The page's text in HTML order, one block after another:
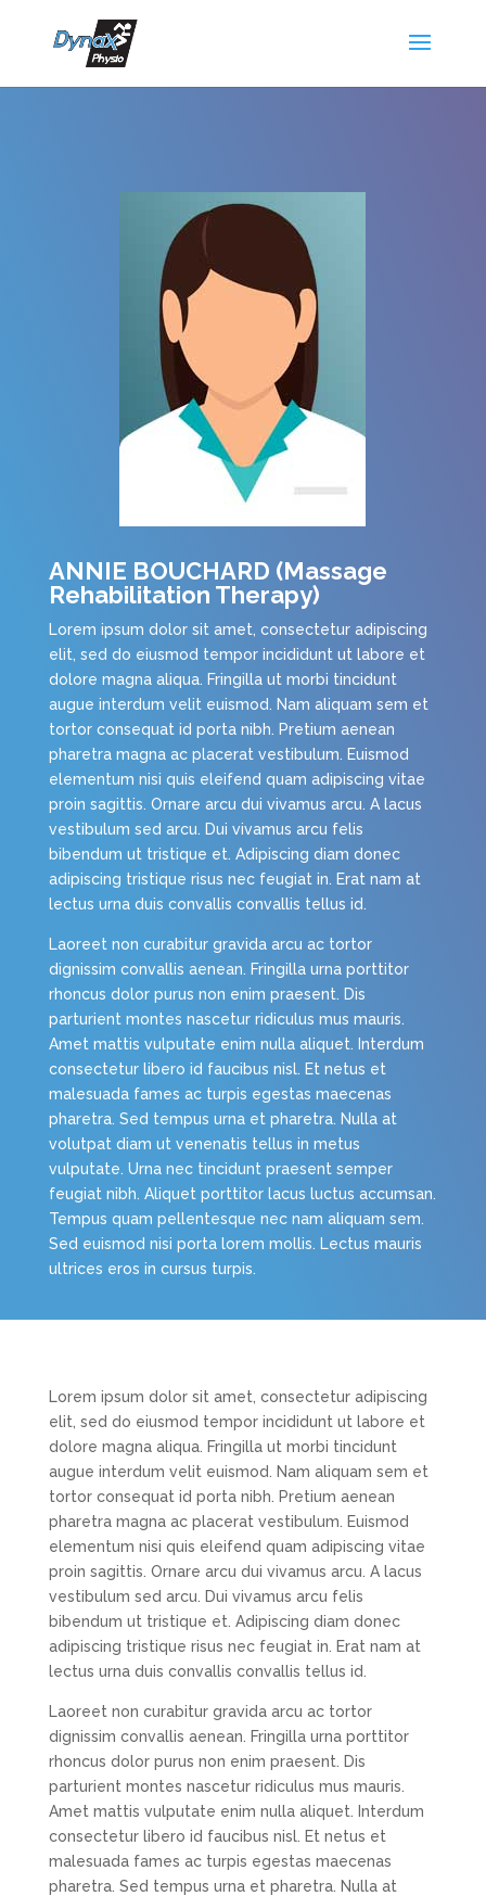
ANNIE BOUCHARD (Massage
Rehabilitation Therapy)
Lorem ipsum dolor sit amet, consectetur adipiscing
elit, sed do eiusmod tempor incididunt ut labore et
dolore magna aliqua. Fringilla ut morbi tincidunt
augue interdum velit euismod. Nam aliquam sem et
tortor consequat id porta nibh. Pretium aenean
pharetra magna ac placerat vestibulum. Euismod
elementum nisi quis eleifend quam adipiscing vitae
proin sagittis. Ornare arcu dui vivamus arcu. A lacus
vestibulum sed arcu. Dui vivamus arcu felis
bibendum ut tristique et. Adipiscing diam donec
adipiscing tristique risus nec feugiat in. Erat nam at
lectus urna duis convallis convallis tellus id.
Laoreet non curabitur gravida arcu ac tortor
dignissim convallis aenean. Fringilla urna porttitor
rhoncus dolor purus non enim praesent. Dis
parturient montes nascetur ridiculus mus mauris.
Amet mattis vulputate enim nulla aliquet. Interdum
consectetur libero id faucibus nisl. Et netus et
malesuada fames ac turpis egestas maecenas
pharetra. Sed tempus urna et pharetra. Nulla at
volutpat diam ut venenatis tellus in metus
vulputate. Urna nec tincidunt praesent semper
feugiat nibh. Aliquet porttitor lacus luctus accumsan.
Tempus quam pellentesque nec nam aliquam sem.
Sed euismod nisi porta lorem mollis. Lectus mauris
ultrices eros in cursus turpis.
Lorem ipsum dolor sit amet, consectetur adipiscing
elit, sed do eiusmod tempor incididunt ut labore et
dolore magna aliqua. Fringilla ut morbi tincidunt
augue interdum velit euismod. Nam aliquam sem et
tortor consequat id porta nibh. Pretium aenean
pharetra magna ac placerat vestibulum. Euismod
elementum nisi quis eleifend quam adipiscing vitae
proin sagittis. Ornare arcu dui vivamus arcu. A lacus
vestibulum sed arcu. Dui vivamus arcu felis
bibendum ut tristique et. Adipiscing diam donec
adipiscing tristique risus nec feugiat in. Erat nam at
lectus urna duis convallis convallis tellus id.
Laoreet non curabitur gravida arcu ac tortor
dignissim convallis aenean. Fringilla urna porttitor
rhoncus dolor purus non enim praesent. Dis
parturient montes nascetur ridiculus mus mauris.
Amet mattis vulputate enim nulla aliquet. Interdum
consectetur libero id faucibus nisl. Et netus et
malesuada fames ac turpis egestas maecenas
pharetra. Sed tempus urna et pharetra. Nulla at